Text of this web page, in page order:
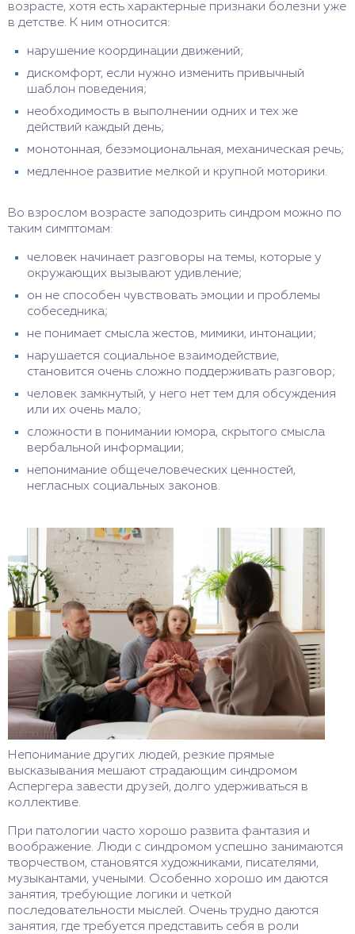
возрасте, хотя есть характерные признаки болезни уже
в детстве. К ним относится:
нарушение координации движений;
дискомфорт, если нужно изменить привычный
шаблон поведения;
необходимость в выполнении одних и тех же
действий каждый день;
монотонная, безэмоциональная, механическая речь;
медленное развитие мелкой и крупной моторики.
Во взрослом возрасте заподозрить синдром можно по
таким симптомам:
человек начинает разговоры на темы, которые у
окружающих вызывают удивление;
он не способен чувствовать эмоции и проблемы
собеседника;
не понимает смысла жестов, мимики, интонации;
нарушается социальное взаимодействие,
становится очень сложно поддерживать разговор;
человек замкнутый, у него нет тем для обсуждения
или их очень мало;
сложности в понимании юмора, скрытого смысла
вербальной информации;
непонимание общечеловеческих ценностей,
негласных социальных законов.
Непонимание других людей, резкие прямые
высказывания мешают страдающим синдромом
Аспергера завести друзей, долго удерживаться в
коллективе.
При патологии часто хорошо развита фантазия и
воображение. Люди с синдромом успешно занимаются
творчеством, становятся художниками, писателями,
музыкантами, учеными. Особенно хорошо им даются
занятия, требующие логики и четкой
последовательности мыслей. Очень трудно даются
занятия, где требуется представить себя в роли